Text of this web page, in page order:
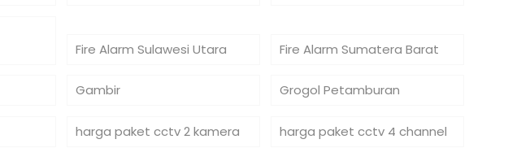
Fire Alarm Sulawesi Utara Fire Alarm Sumatera Barat
Gambir Grogol Petamburan
harga paket cctv 2 kamera harga paket cctv 4 channel